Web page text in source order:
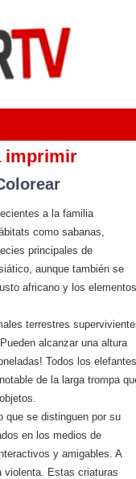
imprimir
a la familia
como sabanas,
principales de
aunque también se
africano y los elementos
terrestres
alcanzar una altura
Todos los elefantes
de la larga trompa
que se distinguen por su
en los medios de
y amigables. A
violenta. Estas criaturas